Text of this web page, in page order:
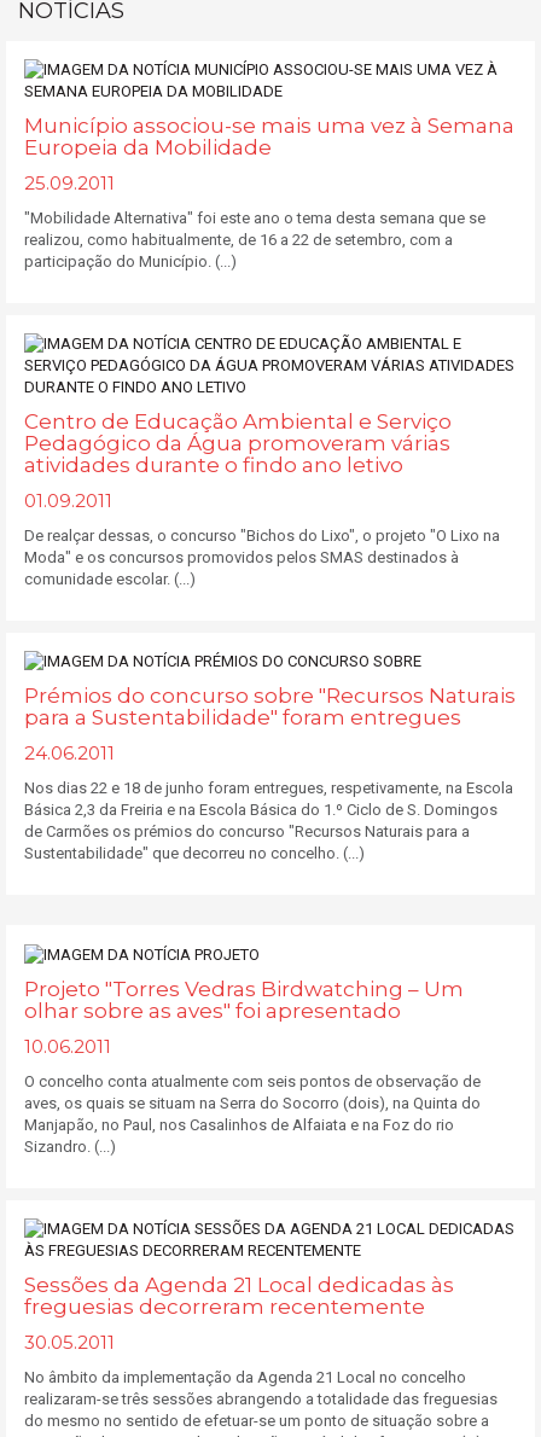
NOTÍCIAS
Município associou-se mais uma vez à Semana
Europeia da Mobilidade
25.09.2011
"Mobilidade Alternativa" foi este ano o tema desta semana que se
realizou, como habitualmente, de 16 a 22 de setembro, com a
participação do Município. (...)
Centro de Educação Ambiental e Serviço
Pedagógico da Água promoveram várias
atividades durante o findo ano letivo
01.09.2011
De realçar dessas, o concurso "Bichos do Lixo", o projeto "O Lixo na
Moda" e os concursos promovidos pelos SMAS destinados à
comunidade escolar. (...)
Prémios do concurso sobre "Recursos Naturais
para a Sustentabilidade" foram entregues
24.06.2011
Nos dias 22 e 18 de junho foram entregues, respetivamente, na Escola
Básica 2,3 da Freiria e na Escola Básica do 1.º Ciclo de S. Domingos
de Carmões os prémios do concurso "Recursos Naturais para a
Sustentabilidade" que decorreu no concelho. (...)
Projeto "Torres Vedras Birdwatching – Um
olhar sobre as aves" foi apresentado
10.06.2011
O concelho conta atualmente com seis pontos de observação de
aves, os quais se situam na Serra do Socorro (dois), na Quinta do
Manjapão, no Paul, nos Casalinhos de Alfaiata e na Foz do rio
Sizandro. (...)
Sessões da Agenda 21 Local dedicadas às
freguesias decorreram recentemente
30.05.2011
No âmbito da implementação da Agenda 21 Local no concelho
realizaram-se três sessões abrangendo a totalidade das freguesias
do mesmo no sentido de efetuar-se um ponto de situação sobre a